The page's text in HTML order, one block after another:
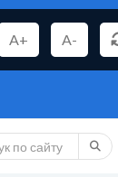
A+ A-